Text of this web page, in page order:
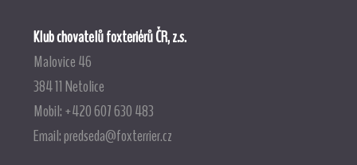
Klub chovatelů foxteriérů ČR, z.s.
Malovice 46
384 11 Netolice
Mobil: +420 607 630 483
Email:predseda@foxterrier.cz